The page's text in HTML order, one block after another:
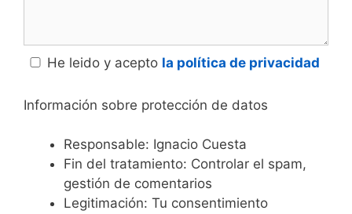
He leido y acepto la política de privacidad
Información sobre protección de datos
Responsable: Ignacio Cuesta
Fin del tratamiento: Controlar el spam,
gestión de comentarios
Legitimación: Tu consentimiento